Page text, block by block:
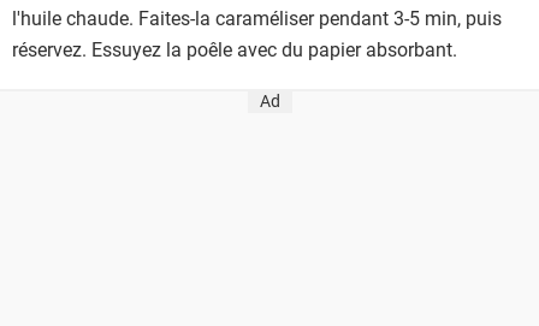
l'huile chaude. Faites-la caraméliser pendant 3-5 min, puis
réservez. Essuyez la poêle avec du papier absorbant.
Ad